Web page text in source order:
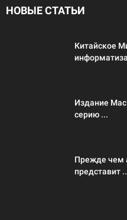
НОВЫЕ СТАТЬИ
Китайское
Издание
серию ...
Прежде чем
представит